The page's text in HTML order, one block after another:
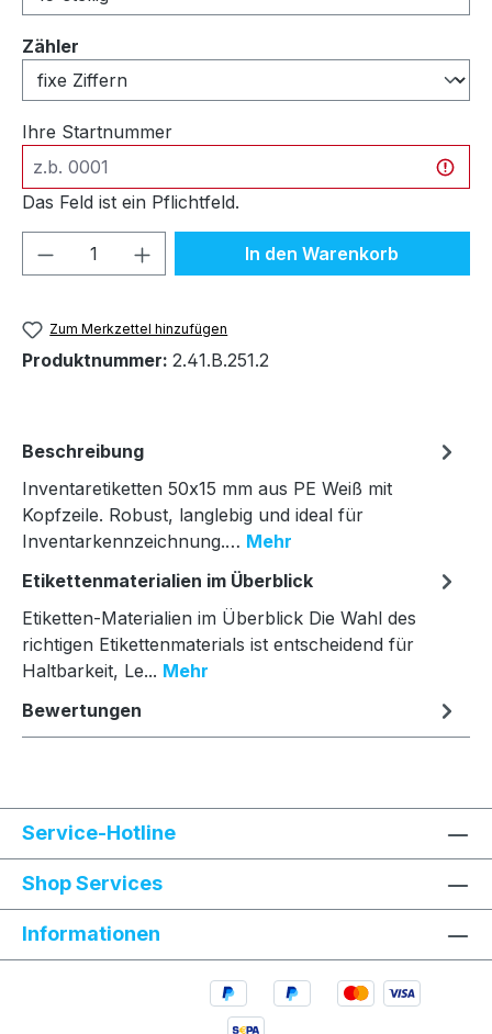
Zähler
Ihre Startnummer
Das Feld ist ein Pflichtfeld.
Produkt Anzahl: Gib denIn den Warenkorb
Zum Merkzettel hinzufügen
Produktnummer: 2.41.B.251.2
Beschreibung
Inventaretiketten 50x15 mm aus PE Weiß mit
Kopfzeile. Robust, langlebig und ideal für
Inventarkennzeichnung.… Mehr
Etikettenmaterialien im Überblick
Etiketten-Materialien im Überblick Die Wahl des
richtigen Etikettenmaterials ist entscheidend für
Haltbarkeit, Le... Mehr
Bewertungen
Service-Hotline
Shop Services
Informationen